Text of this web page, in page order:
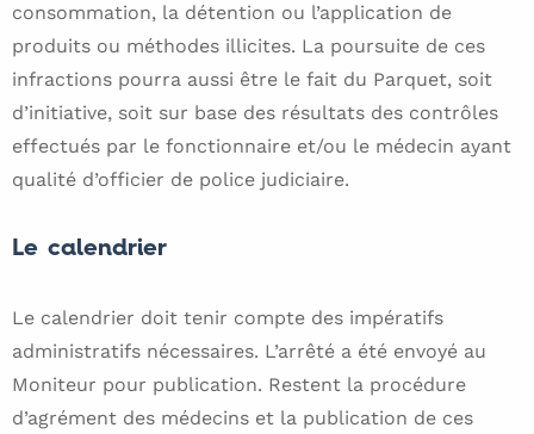
consommation, la détention ou l’application de
produits ou méthodes illicites. La poursuite de ces
infractions pourra aussi être le fait du Parquet, soit
d’initiative, soit sur base des résultats des contrôles
effectués par le fonctionnaire et/ou le médecin ayant
qualité d’officier de police judiciaire.
Le calendrier
Le calendrier doit tenir compte des impératifs
administratifs nécessaires. L’arrêté a été envoyé au
Moniteur pour publication. Restent la procédure
d’agrément des médecins et la publication de ces